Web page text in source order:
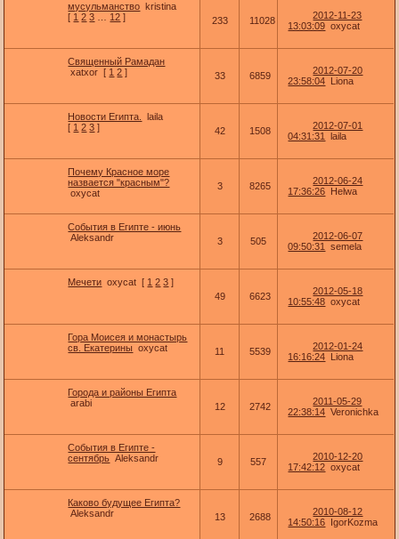
мусульманство kristina
[ 1 2 3 12 ] 233 11028
2012-11-23
13:03:09 oxycat
Священный Рамадан
xatxor [ 1 2 ] 33 6859
2012-07-20
23:58:04 Liona
Новости Египта.
laila
[ 1 2 3 ] 42 1508
2012-07-01
04:31:31
laila
Почему Красное море
назвается "красным"?
oxycat
3 8265
2012-06-24
17:36:26 Helwa
События в Египте - июнь
Aleksandr
3 505
2012-06-07
09:50:31
semela
Мечети oxycat [ 1 2 3 ]
49
6623
2012-05-18
10:55:48 oxycat
Гора Моисея и монастырь
св. Екатерины oxycat 11 5539
2012-01-24
16:16:24 Liona
Города и районы Египта
arabi
12 2742
2011-05-29
22:38:14 Veronichka
События в Египте -
сентябрь Aleksandr 9 557
2010-12-20
17:42:12 oxycat
Каково будущее Египта?
Aleksandr
13 2688
2010-08-12
14:50:16 IgorKozma